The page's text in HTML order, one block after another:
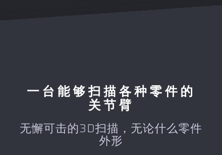
一台能够扫描各种零件的
关节臂
无懈可击的3D扫描，无论什么零件
外形